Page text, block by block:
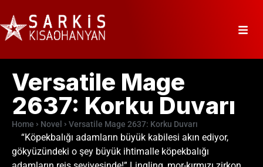
Versatile Mage
2637: Korku Duvarı
Home Novel Versatile Mage 2637: Korku Duvarı
“Köpekbalığı adamların büyük kabilesi akın ediyor,
gökyüzündeki o şey büyük ihtimalle köpekbalığı